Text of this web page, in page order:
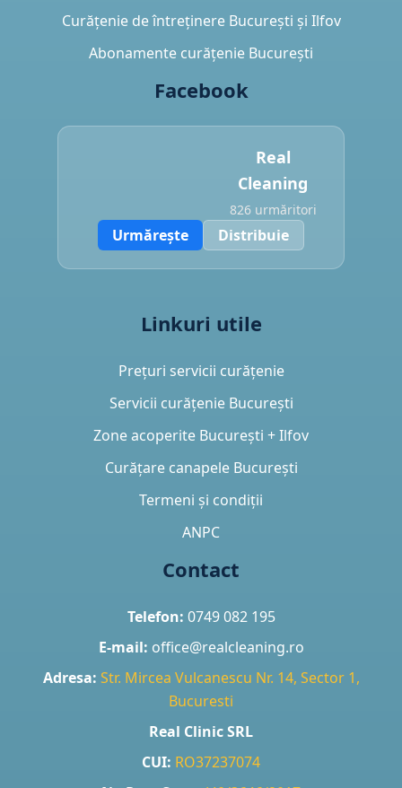
Curățenie de întreținere București și Ilfov
Abonamente curățenie București
Facebook
Real
Cleaning
826 urmăritori
Urmărește Distribuie
Linkuri utile
Prețuri servicii curățenie
Servicii curățenie București
Zone acoperite București + Ilfov
Curățare canapele București
Termeni și condiții
ANPC
Contact
Telefon: 0749 082 195
E-mail: office@realcleaning.ro
Adresa: Str. Mircea Vulcanescu Nr. 14, Sector 1,
Bucuresti
Real Clinic SRL
CUI: RO37237074